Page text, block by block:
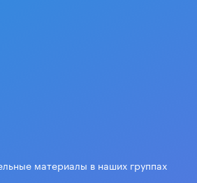
материалы в наших группах